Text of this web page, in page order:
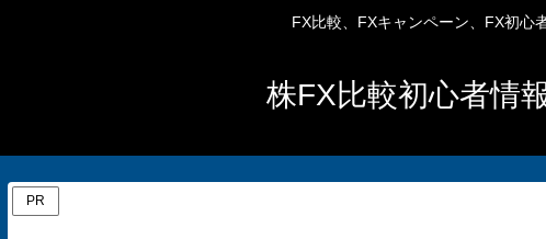
FX比較、FXキャンペーン、FX初心
株FX比較初心者情
PR